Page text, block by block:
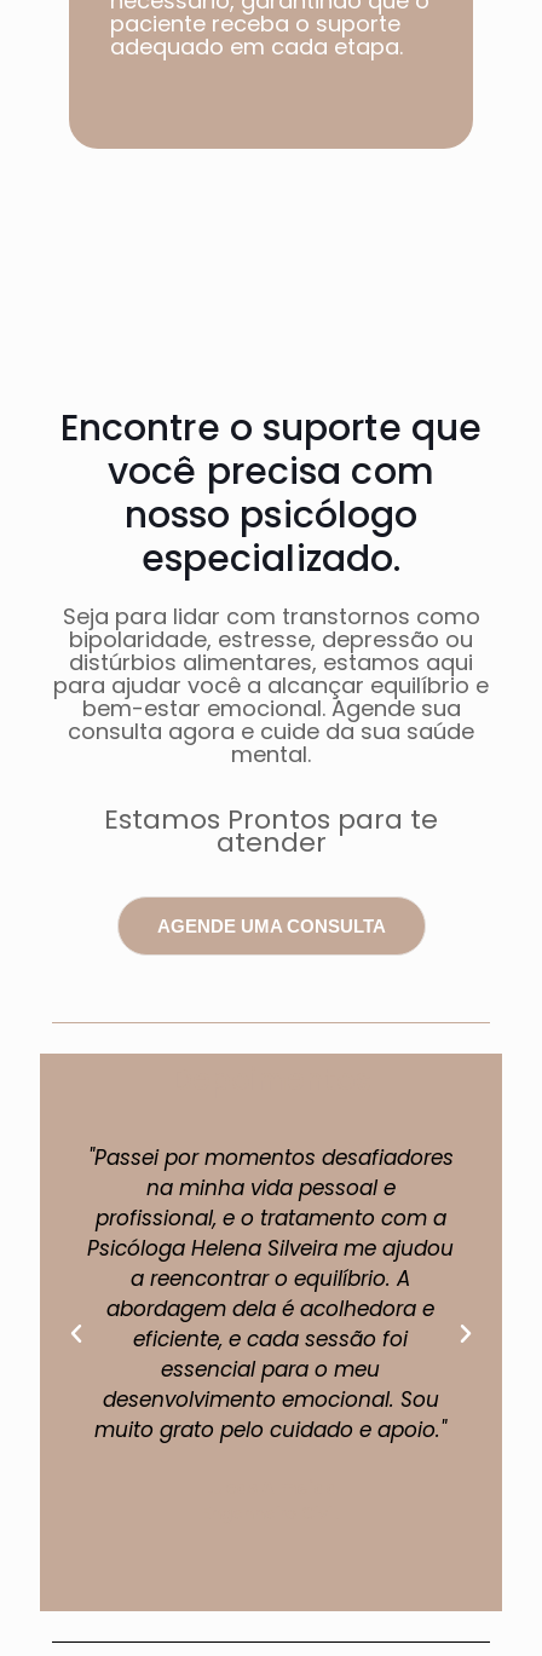
paciente receba o suporte
adequado em cada etapa.​
Encontre o suporte que
você precisa com
nosso psicólogo
especializado.
Seja para lidar com transtornos como
bipolaridade, estresse, depressão ou
distúrbios alimentares, estamos aqui
para ajudar você a alcançar equilíbrio e
bem-estar emocional. Agende sua
consulta agora e cuide da sua saúde
mental.
Estamos Prontos para te
atender
AGENDE UMA CONSULTA
"Passei por momentos desafiadores
na minha vida pessoal e
profissional, e o tratamento com a
Psicóloga Helena Silveira me ajudou
a reencontrar o equilíbrio. A
abordagem dela é acolhedora e
eficiente, e cada sessão foi
essencial para o meu
desenvolvimento emocional. Sou
muito grato pelo cuidado e apoio."